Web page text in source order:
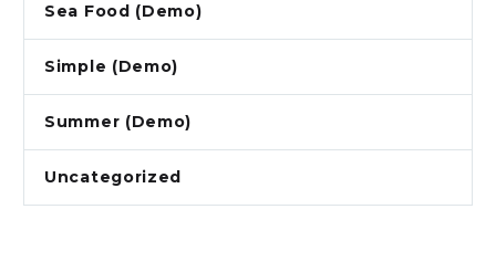
Sea Food (Demo)
Simple (Demo)
Summer (Demo)
Uncategorized